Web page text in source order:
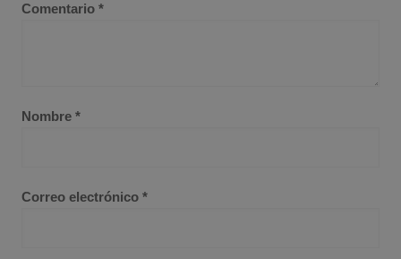
Comentario *
Nombre *
Correo electrónico *